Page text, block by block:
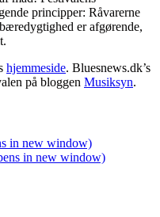
principper: Råvarerne
er afgørende,
hjemmeside. Bluesnews.dk’s
på bloggen Musiksyn.
in new window)
in new window)